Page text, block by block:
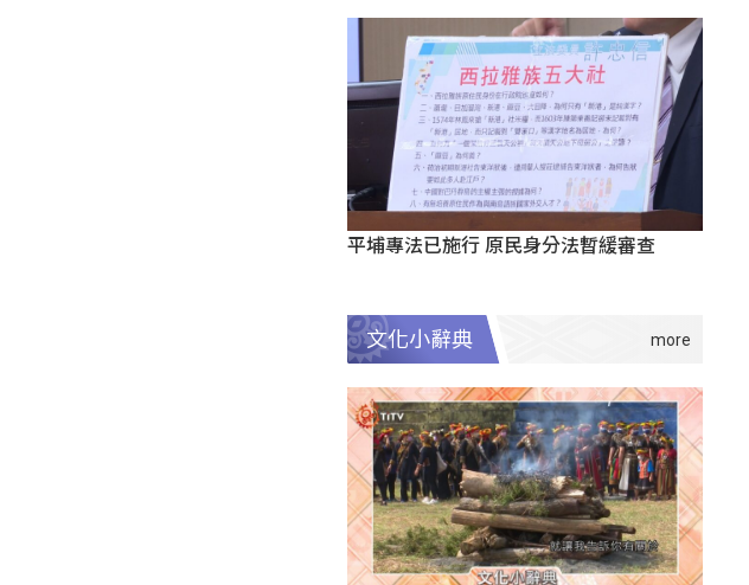
平埔專法已施行 原民身分法暫緩審查
文化小辭典